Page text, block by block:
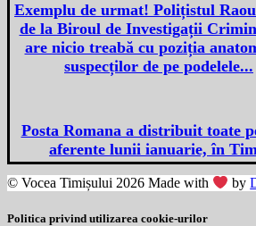
Exemplu de urmat! Polițistul
de la Biroul de Investigații
are nicio treabă cu poziția
suspecților de pe podelele...
Posta Romana a distribuit toate
aferente lunii ianuarie, în
© Vocea Timișului 2026 Made with by
Politica privind utilizarea cookie-urilor